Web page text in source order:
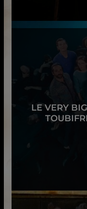
LE VERY